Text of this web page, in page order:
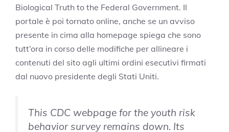
Biological Truth to the Federal Government. Il
portale è poi tornato online, anche se un avviso
presente in cima alla homepage spiega che sono
tutt’ora in corso delle modifiche per allineare i
contenuti del sito agli ultimi ordini esecutivi firmati
dal nuovo presidente degli Stati Uniti.
This CDC webpage for the youth risk
behavior survey remains down. Its